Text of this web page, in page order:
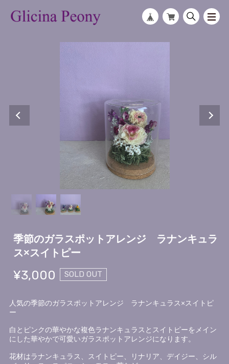
季節のガラスポットアレンジ ラナンキュラ
ス×スイトピー
¥3,000 SOLD OUT
人気の季節のガラスポットアレンジ ラナンキュラス×スイトピ
ー
白とピンクの華やかな複色ラナンキュラスとスイトピーをメイン
にした華やかで可愛いガラスポットアレンジになります。
花材はラナンキュラス、スイトピー、リナリア、デイジー、シル